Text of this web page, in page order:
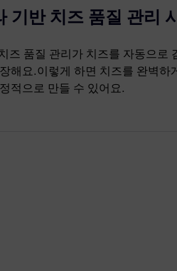
기반 치즈 품질 관리
즈 품질 관리가 치즈를 자동으로
해요.이렇게 하면 치즈를 완벽하
적으로 만들 수 있어요.